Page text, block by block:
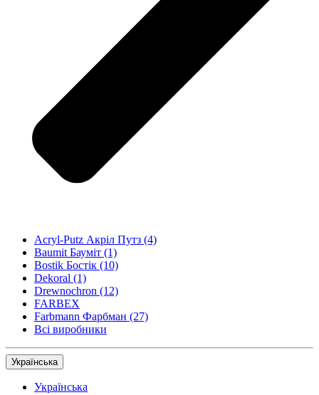
Acryl-Putz Акріл Путз (4)
Baumit Бауміт (1)
Bostik Бостік (10)
Dekoral (1)
Drewnochron (12)
FARBEX
Farbmann Фарбман (27)
Всі виробники
Українська
Українська